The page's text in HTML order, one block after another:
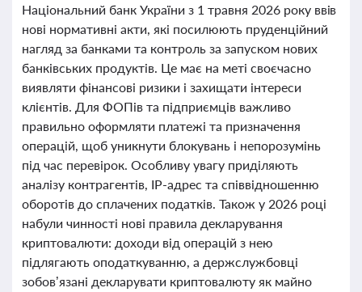
Національний банк України з 1 травня 2026 року ввів
нові нормативні акти, які посилюють пруденційний
нагляд за банками та контроль за запуском нових
банківських продуктів. Це має на меті своєчасно
виявляти фінансові ризики і захищати інтереси
клієнтів. Для ФОПів та підприємців важливо
правильно оформляти платежі та призначення
операцій, щоб уникнути блокувань і непорозумінь
під час перевірок. Особливу увагу приділяють
аналізу контрагентів, IP-адрес та співвідношенню
оборотів до сплачених податків. Також у 2026 році
набули чинності нові правила декларування
криптовалюти: доходи від операцій з нею
підлягають оподаткуванню, а держслужбовці
зобов’язані декларувати криптовалюту як майно